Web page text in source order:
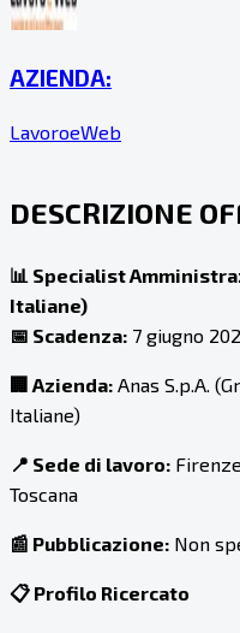
AZIENDA:
LavoroeWeb
DESCRIZIONE
📊 Specialist
Italiane)
📅 Scadenza: 7 giugno
🏢 Azienda: Anas S.p.A.
Italiane)
📍 Sede di lavoro:
Toscana
📰 Pubblicazione: Non
📋 Profilo Ricercato